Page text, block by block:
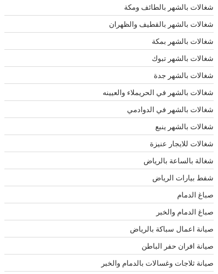
شغالات بالشهر بالطائف ومكة
شغالات بالشهر بالقطيف والظهران
شغالات بالشهر بمكة
شغالات بالشهر تبوك
شغالات بالشهر جدة
شغالات بالشهر في الحريملاء والعيينه
شغالات بالشهر في الدوادمي
شغالات بالشهر ينبع
شغالات للايجار عنيزة
شغالة بالساعة بالرياض
شفط بيارات الرياض
صباغ الدمام
صباغ الدمام والخبر
صيانة اعمال سباكة بالرياض
صيانة افران حفر الباطن
صيانة ثلاجات وغسالات بالدمام والخبر